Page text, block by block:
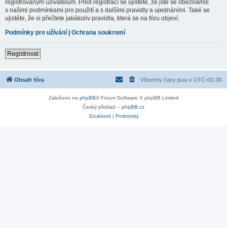
registrovaným uživatelům. Před registrací se ujistěte, že jste se obeznámili
s našimi podmínkami pro použití a s dalšími pravidly a ujednáními. Také se
ujistěte, že si přečtete jakákoliv pravidla, která se na fóru objeví.
Podmínky pro užívání | Ochrana soukromí
Registrovat
Obsah fóra Všechny časy jsou v UTC+01:00
Založeno na phpBB® Forum Software © phpBB Limited
Český překlad – phpBB.cz
Soukromí| Podmínky